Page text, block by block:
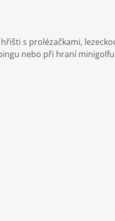
s prolézačkami,
nebo při hraní